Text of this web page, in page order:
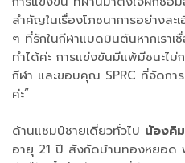
สำคัญในเรื่องโภชนาการอย่างละ
ๆ ที่รักในกีฬาแบดมินตันหากเราเชื่
ทำได้ค่ะ การแข่งขันมีแพ้มีชนะไม่
กีฬา และขอบคุณ SPRC ที่จัดกา
ค่ะ”
ด้านแชมป์ชายเดี่ยวทั่วไป น้องคิ
อายุ 21 ปี สังกัดบ้านทองหยอด